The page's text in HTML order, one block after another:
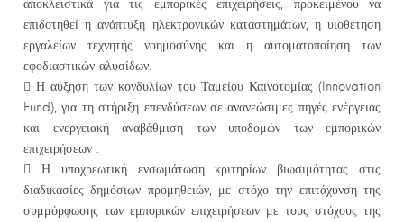
αποκλειστικά για τις εμπορικές επιχειρήσεις, προκειμένου να
επιδοτηθεί η ανάπτυξη ηλεκτρονικών καταστημάτων, η υιοθέτηση
εργαλείων τεχνητής νοημοσύνης και η αυτοματοποίηση των
εφοδιαστικών αλυσίδων.
 Η αύξηση των κονδυλίων του Ταμείου Καινοτομίας (Innovation
Fund), για τη στήριξη επενδύσεων σε ανανεώσιμες πηγές ενέργειας
και ενεργειακή αναβάθμιση των υποδομών των εμπορικών
επιχειρήσεων .
 Η υποχρεωτική ενσωμάτωση κριτηρίων βιωσιμότητας στις
διαδικασίες δημόσιων προμηθειών, με στόχο την επιτάχυνση της
συμμόρφωσης των εμπορικών επιχειρήσεων με τους στόχους της